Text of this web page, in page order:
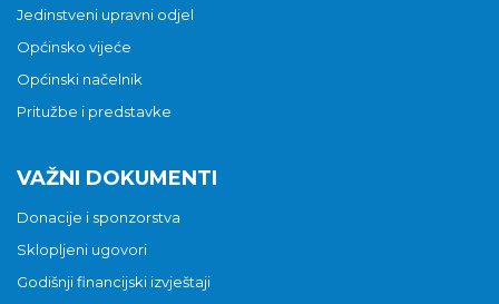
Jedinstveni upravni odjel
Općinsko vijeće
Općinski načelnik
Pritužbe i predstavke
VAŽNI DOKUMENTI
Donacije i sponzorstva
Sklopljeni ugovori
Godišnji financijski izvještaji